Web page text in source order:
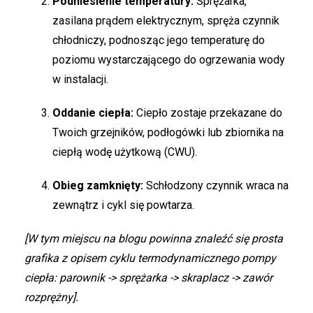
zasilana prądem elektrycznym, spręża czynnik
chłodniczy, podnosząc jego temperaturę do
poziomu wystarczającego do ogrzewania wody
w instalacji.
Oddanie ciepła: Ciepło zostaje przekazane do
Twoich grzejników, podłogówki lub zbiornika na
ciepłą wodę użytkową (CWU).
Obieg zamknięty: Schłodzony czynnik wraca na
zewnątrz i cykl się powtarza.
[W tym miejscu na blogu powinna znaleźć się prosta
grafika z opisem cyklu termodynamicznego pompy
ciepła: parownik -> sprężarka -> skraplacz -> zawór
rozprężny].